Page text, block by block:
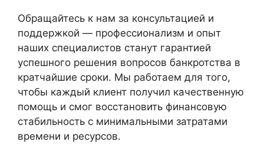
Обращайтесь к нам за консультацией и
поддержкой — профессионализм и опыт
наших специалистов станут гарантией
успешного решения вопросов банкротства в
кратчайшие сроки. Мы работаем для того,
чтобы каждый клиент получил качественную
помощь и смог восстановить финансовую
стабильность с минимальными затратами
времени и ресурсов.